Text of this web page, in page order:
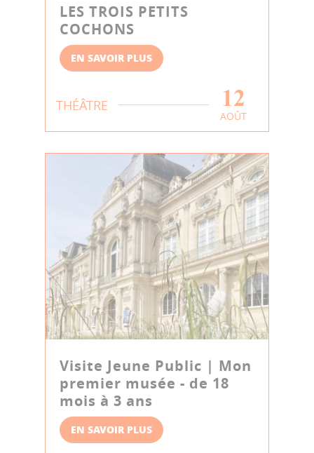
LES TROIS PETITS
COCHONS
EN SAVOIR PLUS
THÉÂTRE 12
AOÛT
Visite Jeune Public | Mon
premier musée - de 18
mois à 3 ans
EN SAVOIR PLUS